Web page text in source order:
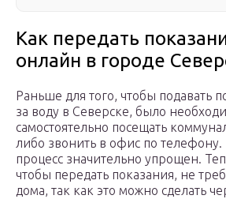
Как передать
онлайн в городе
Раньше для того, чтобы подавать
за воду в Северске, было
самостоятельно посещать
либо звонить в офис по телефону.
процесс значительно упрощен.
чтобы передать показания, не
дома, так как это можно сделать